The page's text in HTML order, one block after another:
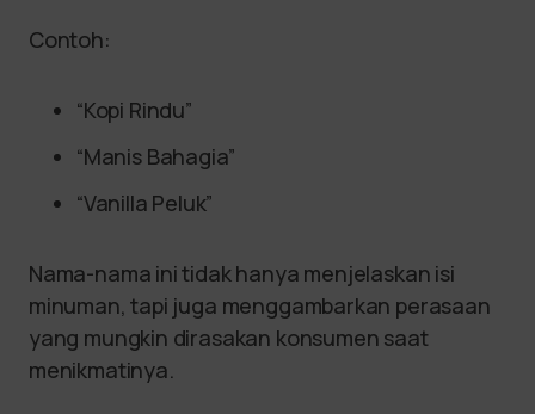
Contoh:
“Kopi Rindu”
“Manis Bahagia”
“Vanilla Peluk”
Nama-nama ini tidak hanya menjelaskan isi
minuman, tapi juga menggambarkan perasaan
yang mungkin dirasakan konsumen saat
menikmatinya.